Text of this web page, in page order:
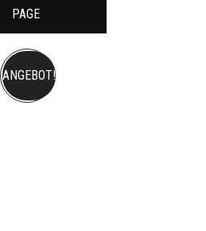
PAGE
ANGEBOT!